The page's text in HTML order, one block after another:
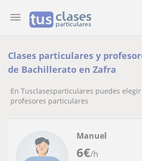
Clases particulares y
de Bachillerato en Zafra
En Tusclasesparticulares puedes
profesores particulares
6€/h
Manuel